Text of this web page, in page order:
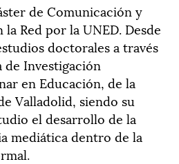
de Comunicación y
la Red por la UNED. Desde
doctorales a través
de Investigación
en Educación, de la
Valladolid, siendo su
el desarrollo de la
mediática dentro de la